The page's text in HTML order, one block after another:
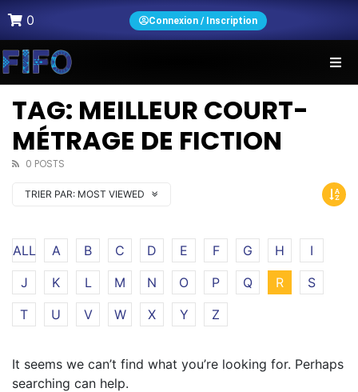
0 Connexion / Inscription
TAG: MEILLEUR COURT-
MÉTRAGE DE FICTION
0 POSTS
TRIER PAR: MOST VIEWED
ALL A B C D E F G H
I
J
K L M N O P Q R
S
T
U V W X Y Z
It seems we can’t find what you’re looking for. Perhaps
searching can help.